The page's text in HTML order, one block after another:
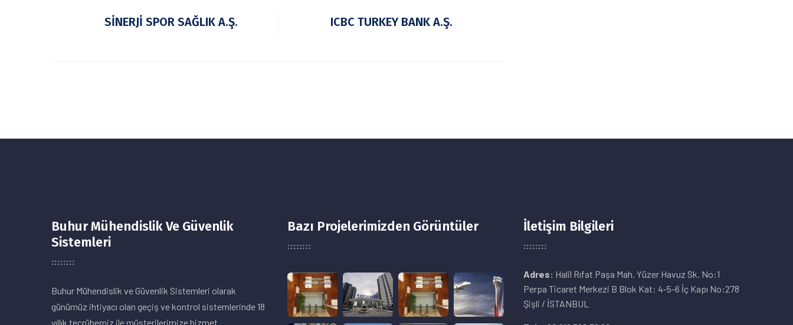
SİNERJİ SPOR SAĞLIK A.Ş. ICBC TURKEY BANK A.Ş.
Buhur Mühendislik Ve Güvenlik
Sistemleri
Buhur Mühendislik ve Güvenlik Sistemleri olarak
günümüz ihtiyacı olan geçiş ve kontrol sistemlerinde 18
yıllık tecrübemiz ile müşterilerimize hizmet
Bazı Projelerimizden Görüntüler İletişim Bilgileri
Adres: Halil Rıfat Paşa Mah. Yüzer Havuz Sk. No:1
Perpa Ticaret Merkezi B Blok Kat: 4-5-6 İç Kapı No:278
Şişli / İSTANBUL